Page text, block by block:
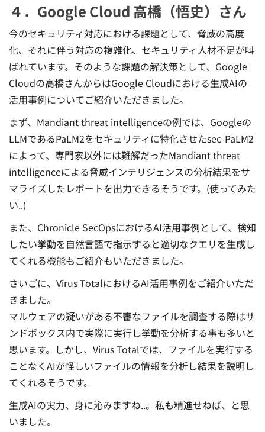
４．Google Cloud 高橋（悟史）さん
今のセキュリティ対応における課題として、脅威の高度
化、それに伴う対応の複雑化、セキュリティ人材不足が叫
ばれています。そのような課題の解決策として、Google
Cloudの高橋さんからはGoogle Cloudにおける生成AIの
活用事例についてご紹介いただきました。
まず、Mandiant threat intelligenceの例では、Googleの
LLMであるPaLM2をセキュリティに特化させたsec-PaLM2
によって、専門家以外には難解だったMandiant threat
intelligenceによる脅威インテリジェンスの分析結果をサ
マライズしたレポートを出力できるそうです。(使ってみた
い..)
また、Chronicle SecOpsにおけるAI活用事例として、検知
したい挙動を自然言語で指示すると適切なクエリを生成し
てくれる機能もご紹介もいただきました。
さいごに、Virus TotalにおけるAI活用事例をご紹介いただ
きました。
マルウェアの疑いがある不審なファイルを調査する際はサ
ンドボックス内で実際に実行し挙動を分析する事も多いと
思います。しかし、Virus Totalでは、ファイルを実行する
ことなくAIが怪しいファイルの情報を分析し結果を説明し
てくれるそうです。
生成AIの実力、身に沁みますね..。私も精進せねば、と思
いました。